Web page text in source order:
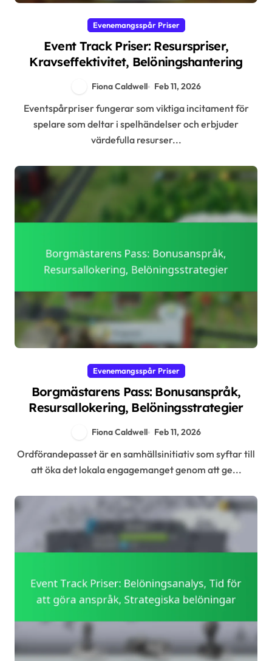
Evenemangsspår Priser
Event Track Priser: Resurspriser,
Kravseffektivitet, Belöningshantering
Fiona Caldwell Feb 11, 2026
Eventspårpriser fungerar som viktiga incitament för
spelare som deltar i spelhändelser och erbjuder
värdefulla resurser...
Evenemangsspår Priser
Borgmästarens Pass: Bonusanspråk,
Resursallokering, Belöningsstrategier
Fiona Caldwell Feb 11, 2026
Ordförandepasset är en samhällsinitiativ som syftar till
att öka det lokala engagemanget genom att ge...